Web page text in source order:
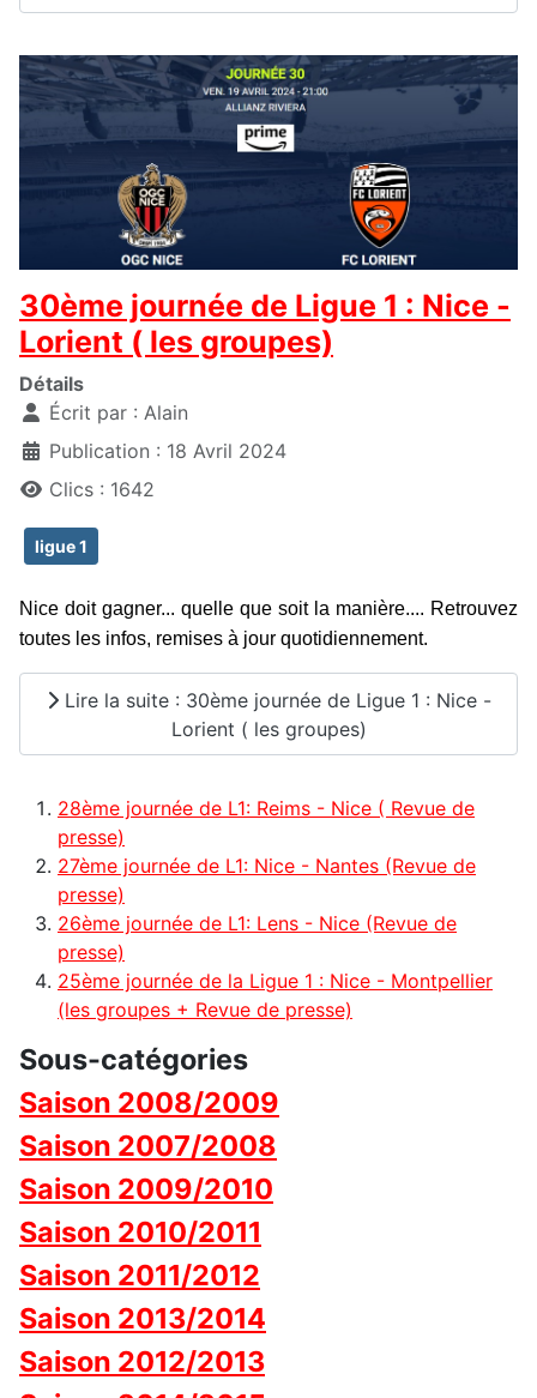
30ème journée de Ligue 1 : Nice -
Lorient ( les groupes)
Détails
Écrit par : Alain
Publication : 18 Avril 2024
Clics : 1642
ligue 1
Nice doit gagner... quelle que soit la manière.... Retrouvez
toutes les infos, remises à jour quotidiennement.
Lire la suite : 30ème journée de Ligue 1 : Nice -
Lorient ( les groupes)
28ème journée de L1: Reims - Nice ( Revue de
presse)
27ème journée de L1: Nice - Nantes (Revue de
presse)
26ème journée de L1: Lens - Nice (Revue de
presse)
25ème journée de la Ligue 1 : Nice - Montpellier
(les groupes + Revue de presse)
Sous-catégories
Saison 2008/2009
Saison 2007/2008
Saison 2009/2010
Saison 2010/2011
Saison 2011/2012
Saison 2013/2014
Saison 2012/2013